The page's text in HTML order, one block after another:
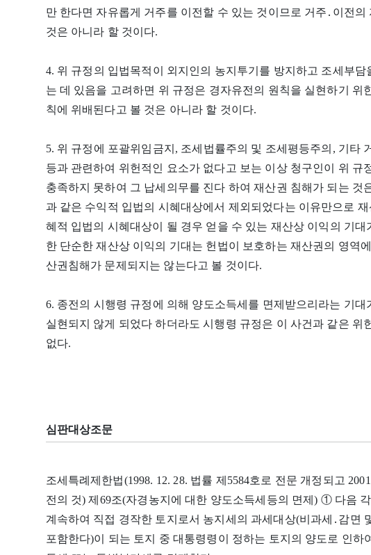
만 한다면 자유롭게 거주를 이전할 수 있는 것이므로 거주․이전
것은 아니라 할 것이다.
4. 위 규정의 입법목적이 외지인의 농지투기를 방지하고 조세부
는 데 있음을 고려하면 위 규정은 경자유전의 원칙을 실현하기 위
칙에 위배된다고 볼 것은 아니라 할 것이다.
5. 위 규정에 포괄위임금지, 조세법률주의 및 조세평등주의, 기타
등과 관련하여 위헌적인 요소가 없다고 보는 이상 청구인이 위 규
충족하지 못하여 그 납세의무를 진다 하여 재산권 침해가 되는 것
과 같은 수익적 입법의 시혜대상에서 제외되었다는 이유만으로
혜적 입법의 시혜대상이 될 경우 얻을 수 있는 재산상 이익의 기
한 단순한 재산상 이익의 기대는 헌법이 보호하는 재산권의 영역
산권침해가 문제되지는 않는다고 볼 것이다.
6. 종전의 시행령 규정에 의해 양도소득세를 면제받으리라는 기대
실현되지 않게 되었다 하더라도 시행령 규정은 이 사건과 같은 위
없다.
심판대상조문
조세특례제한법(1998. 12. 28. 법률 제5584호로 전문 개정되고
전의 것) 제69조(자경농지에 대한 양도소득세등의 면제) ① 다음
계속하여 직접 경작한 토지로서 농지세의 과세대상(비과세․감면
포함한다)이 되는 토지 중 대통령령이 정하는 토지의 양도로 인하